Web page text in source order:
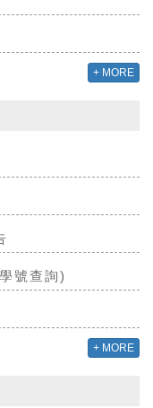
+ MORE
號查詢)
+ MORE